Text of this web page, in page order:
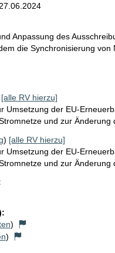
Stellungnahmen/Gutachten
27.06.2024
Anpassung des
die Synchronisierung
[alle RV hierzu]
Umsetzung der EU-
und zur
) [alle RV hierzu]
Umsetzung der EU-
und zur
)
)